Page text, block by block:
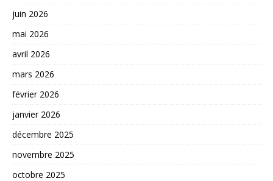
juin 2026
mai 2026
avril 2026
mars 2026
février 2026
janvier 2026
décembre 2025
novembre 2025
octobre 2025